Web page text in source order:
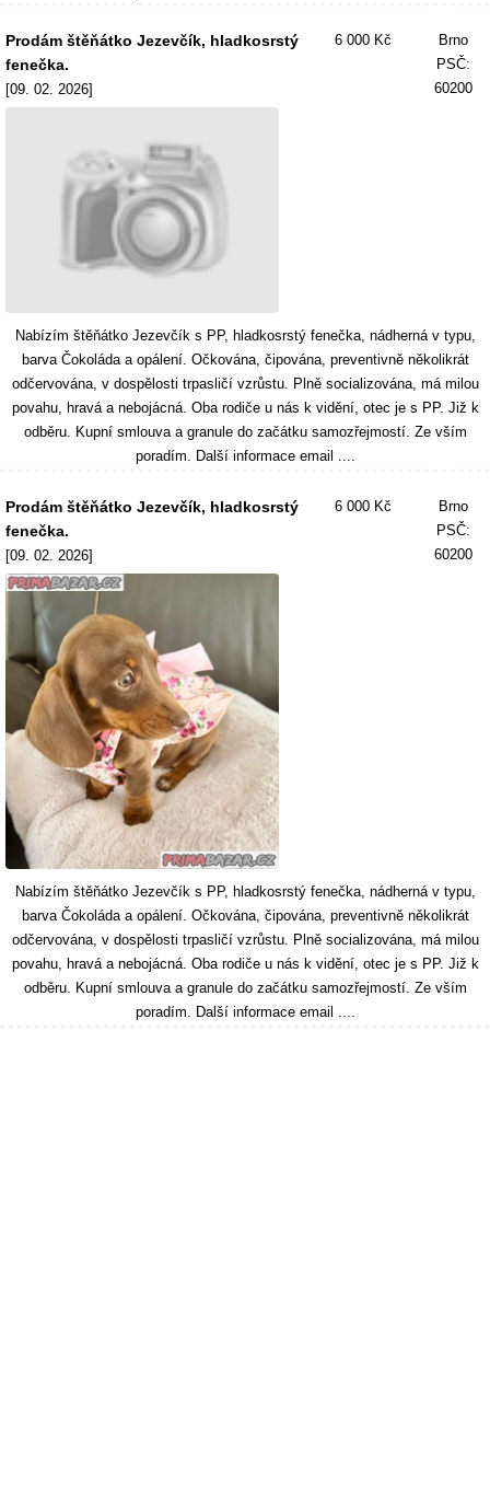
Prodám štěňátko Jezevčík, hladkosrstý
fenečka.
[09. 02. 2026]
6 000 Kč
Brno
PSČ:
60200
Nabízím štěňátko Jezevčík s PP, hladkosrstý fenečka, nádherná v typu,
barva Čokoláda a opálení. Očkována, čipována, preventivně několikrát
odčervována, v dospělosti trpasličí vzrůstu. Plně socializována, má milou
povahu, hravá a nebojácná. Oba rodiče u nás k vidění, otec je s PP. Již k
odběru. Kupní smlouva a granule do začátku samozřejmostí. Ze vším
poradím. Další informace email ....
Prodám štěňátko Jezevčík, hladkosrstý
fenečka.
[09. 02. 2026]
6 000 Kč
Brno
PSČ:
60200
Nabízím štěňátko Jezevčík s PP, hladkosrstý fenečka, nádherná v typu,
barva Čokoláda a opálení. Očkována, čipována, preventivně několikrát
odčervována, v dospělosti trpasličí vzrůstu. Plně socializována, má milou
povahu, hravá a nebojácná. Oba rodiče u nás k vidění, otec je s PP. Již k
odběru. Kupní smlouva a granule do začátku samozřejmostí. Ze vším
poradím. Další informace email ....